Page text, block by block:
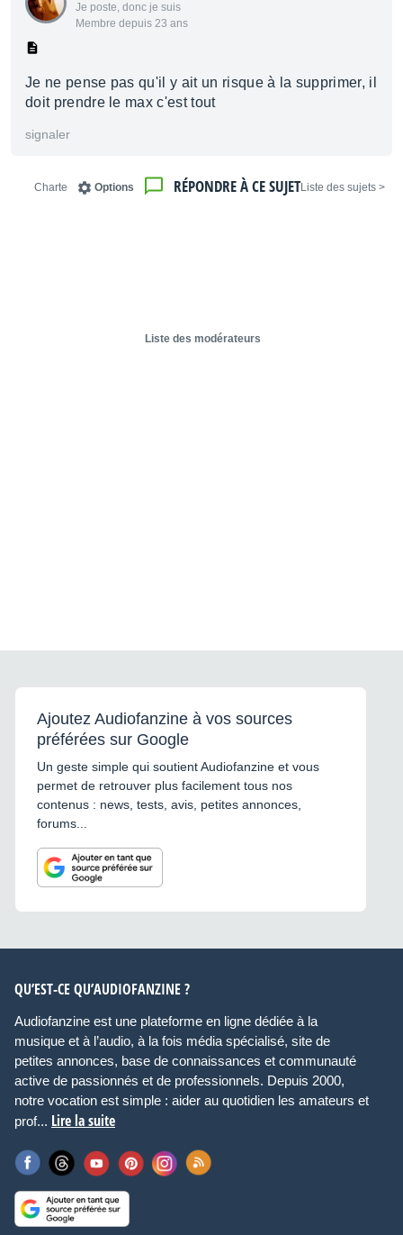
Je poste, donc je suis
Membre depuis 23 ans
Je ne pense pas qu'il y ait un risque à la supprimer, il
doit prendre le max c'est tout
signaler
< Liste des sujets
RÉPONDRE À CE SUJET
Options
Charte
Liste des modérateurs
Ajoutez Audiofanzine à vos sources
préférées sur Google
Un geste simple qui soutient Audiofanzine et vous
permet de retrouver plus facilement tous nos
contenus : news, tests, avis, petites annonces,
forums...
QU’EST-CE QU’AUDIOFANZINE ?
Audiofanzine est une plateforme en ligne dédiée à la
musique et à l’audio, à la fois média spécialisé, site de
petites annonces, base de connaissances et communauté
active de passionnés et de professionnels. Depuis 2000,
notre vocation est simple : aider au quotidien les amateurs et
prof... Lire la suite